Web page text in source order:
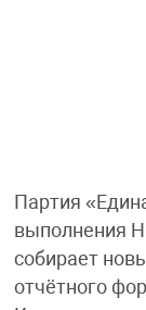
Партия
выполнения
собирает
отчётного